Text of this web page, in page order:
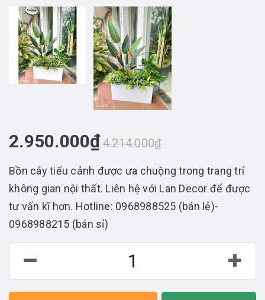
2.950.000₫4.214.000₫
Bồn cây tiểu cảnh được ưa chuộng trong trang trí
không gian nội thất. Liên hệ với Lan Decor để được
tư vấn kĩ hơn. Hotline: 0968988525 (bán lẻ)-
0968988215 (bán sỉ)